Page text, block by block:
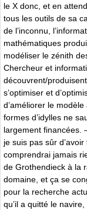
le X donc, et en
tous les outils de sa
de l’inconnu,
mathématiques
modéliser le zénith
Chercheur et
découvrent/
s’optimiser et
d’améliorer le
formes d’idylles ne
largement financées.
je suis pas sûr
comprendrai jamais
de Grothendieck à la
domaine, et ça se
pour la recherche
qu’il a quitté le